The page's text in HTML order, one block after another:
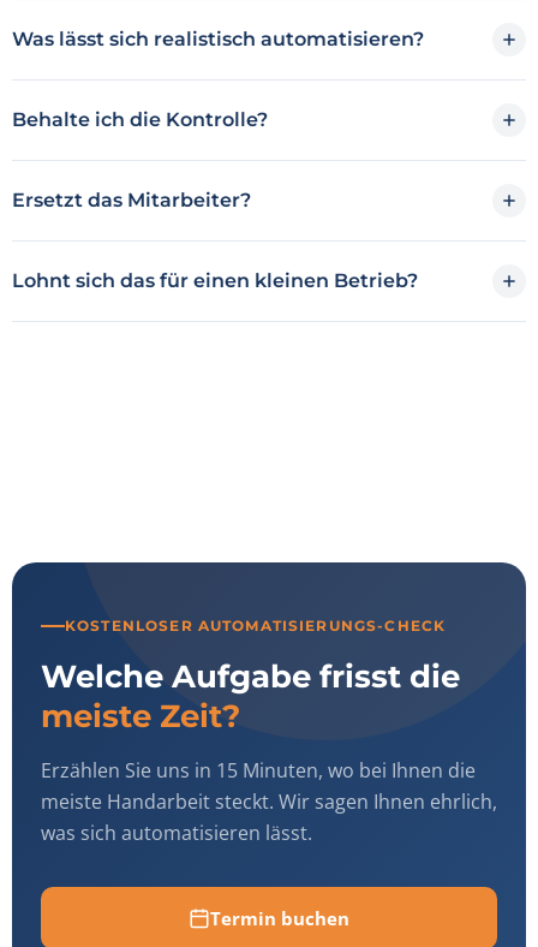
Was lässt sich realistisch automatisieren?
Behalte ich die Kontrolle?
Ersetzt das Mitarbeiter?
Lohnt sich das für einen kleinen Betrieb?
KOSTENLOSER AUTOMATISIERUNGS-CHECK
Welche Aufgabe frisst die
meiste Zeit?
Erzählen Sie uns in 15 Minuten, wo bei Ihnen die
meiste Handarbeit steckt. Wir sagen Ihnen ehrlich,
was sich automatisieren lässt.
Termin buchen